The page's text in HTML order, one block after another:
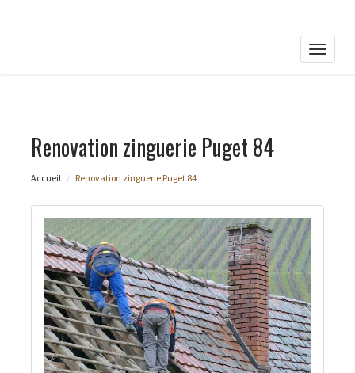
Toggle
Renovation zinguerie Puget 84
Accueil Renovation zinguerie Puget 84